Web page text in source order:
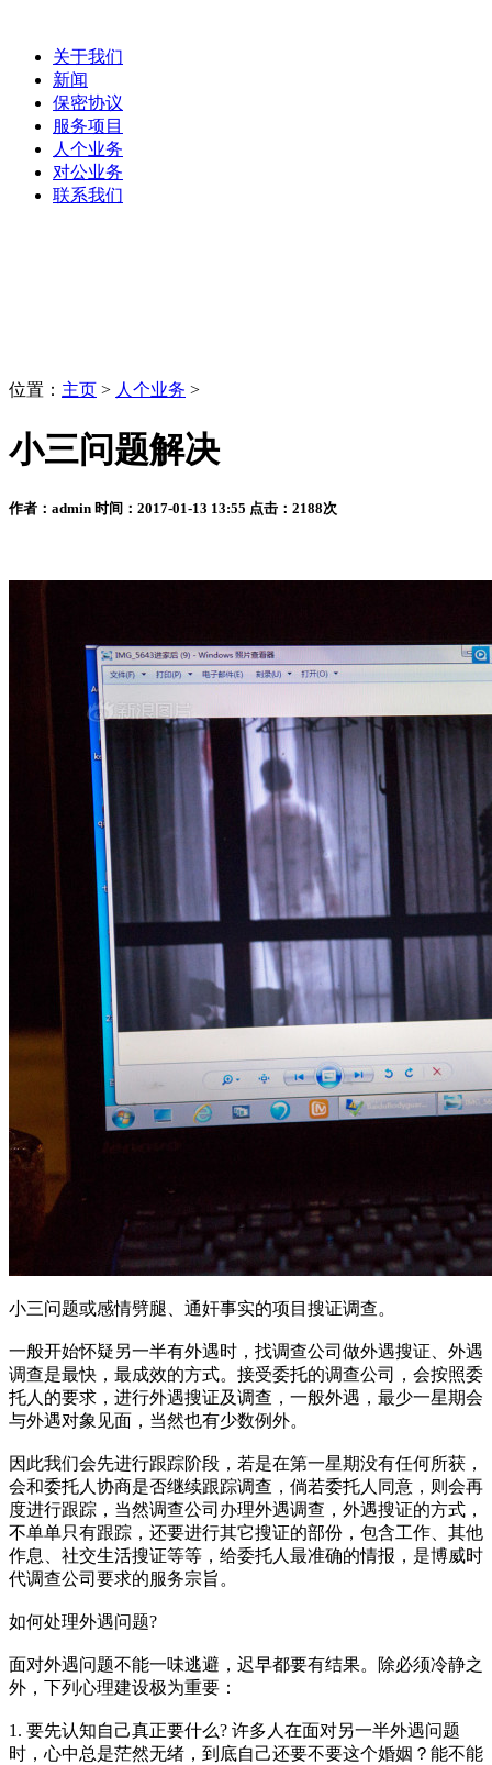
关于我们
新闻
保密协议
服务项目
人个业务
对公业务
联系我们
位置： 主页 > 人个业务 >
小三问题解决
作者：admin 时间：2017-01-13 13:55 点击：2188次
小三问题或感情劈腿、通奸事实的项目搜证调查。
一般开始怀疑另一半有外遇时，找调查公司做外遇搜证、外遇
调查是最快，最成效的方式。接受委托的调查公司，会按照委
托人的要求，进行外遇搜证及调查，一般外遇，最少一星期会
与外遇对象见面，当然也有少数例外。
因此我们会先进行跟踪阶段，若是在第一星期没有任何所获，
会和委托人协商是否继续跟踪调查，倘若委托人同意，则会再
度进行跟踪，当然调查公司办理外遇调查，外遇搜证的方式，
不单单只有跟踪，还要进行其它搜证的部份，包含工作、其他
作息、社交生活搜证等等，给委托人最准确的情报，是博威时
代调查公司要求的服务宗旨。
如何处理外遇问题?
面对外遇问题不能一味逃避，迟早都要有结果。除必须冷静之
外，下列心理建设极为重要：
1. 要先认知自己真正要什么? 许多人在面对另一半外遇问题
时，心中总是茫然无绪，到底自己还要不要这个婚姻？能不能